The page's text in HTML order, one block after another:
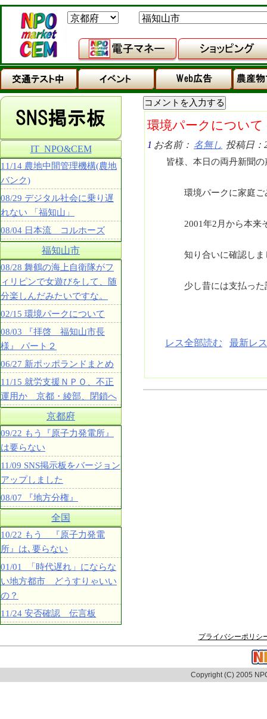
環境パークについて
1 お名前： 名無し 投稿日：
皆様、本日の両丹新聞
環境パークに家庭ご
2001年2月から本来そ
知り合いに確認しま
少し昔には支払った
レス全部読む 最新レ
IT_NPO&CEM
11/14 農地中間管理機構(農地
バンク)
08/29 デジタル社会に乗り遅
れない 「福知山」
08/04 日本流 コルホーズ
福知山市
08/28 舞鶴の海上自衛隊がフ
ィリピンで女遊びをして、随
分楽しんだみたいですな。
02/15 環境パークについて
08/03 『拝啓 福知山市長
様』 パート２
06/27 新ポッポランドまとめ
11/15 就労支援ＮＰＯ、不正
運用か 京都・綾部、閉鎖へ
京都府
09/22 もう『原子力発電所』
は要らない
11/09 SNS掲示板をバージョン
アップしました
08/07 『地方分権』
全国
10/22 もう 『原子力発電
所』は､要らない
01/01 「時代遅れ」にならな
い地方都市 どうすりゃいい
の？
11/24 安否確認 伝言板
プライバシーポリシ
Copyright (C) 2005